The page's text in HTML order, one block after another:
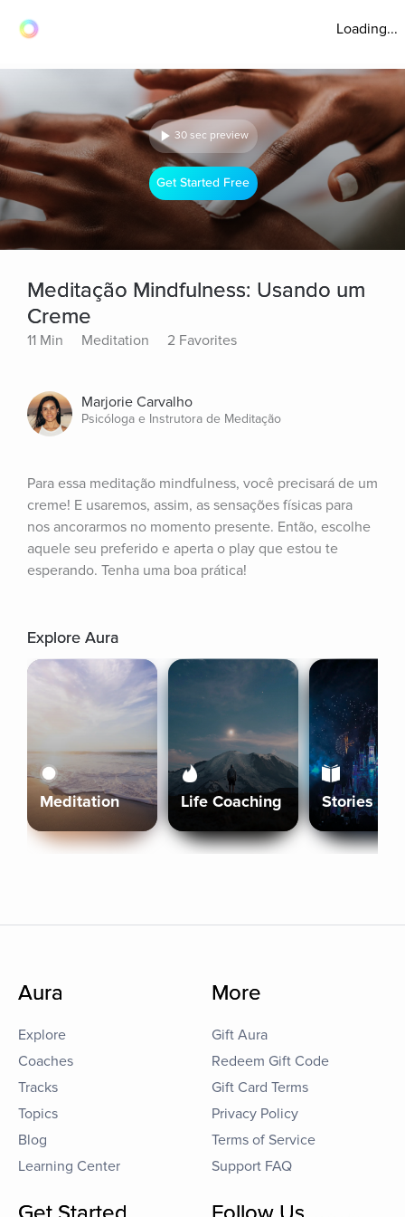
Loading...
30 sec preview
Get Started Free
Meditação Mindfulness: Usando um
Creme
11 Min Meditation 2 Favorites
Marjorie Carvalho
Psicóloga e Instrutora de Meditação
Para essa meditação mindfulness, você precisará de um
creme! E usaremos, assim, as sensações físicas para
nos ancorarmos no momento presente. Então, escolhe
aquele seu preferido e aperta o play que estou te
esperando. Tenha uma boa prática!
Explore Aura
Meditation Life Coaching Stories
Aura
Explore
Coaches
Tracks
Topics
Blog
Learning Center
More
Gift Aura
Redeem Gift Code
Gift Card Terms
Privacy Policy
Terms of Service
Support FAQ